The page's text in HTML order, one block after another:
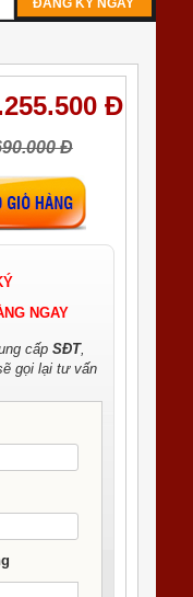
ĐĂNG KÝ NGAY
Đ
Đ
NGAY
cấp SĐT,
gọi lại tư vấn